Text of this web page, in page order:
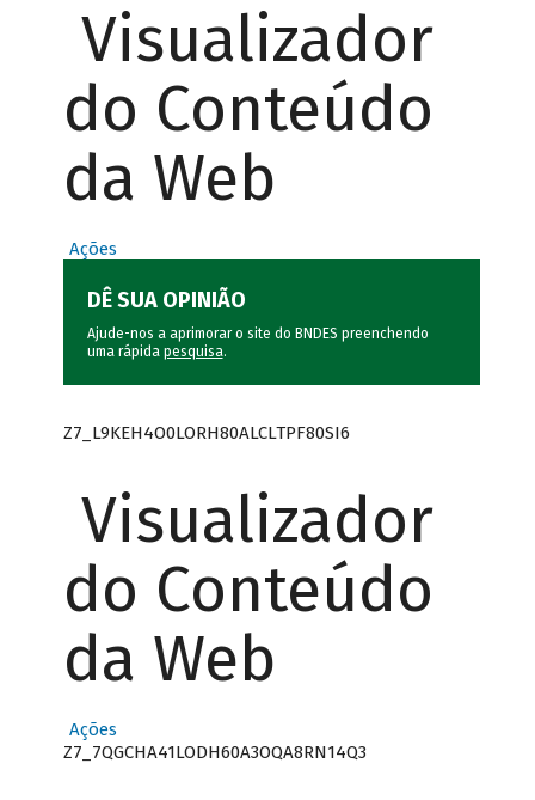
Visualizador
do Conteúdo
da Web
Ações
DÊ SUA OPINIÃO
Ajude-nos a aprimorar o site do BNDES preenchendo
uma rápida pesquisa.
Z7_L9KEH4O0LORH80ALCLTPF80SI6
Visualizador
do Conteúdo
da Web
Ações
Z7_7QGCHA41LODH60A3OQA8RN14Q3